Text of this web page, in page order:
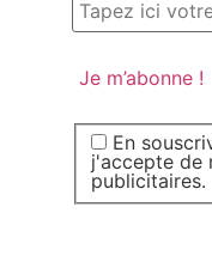
En
j'accepte de
publicitaires.